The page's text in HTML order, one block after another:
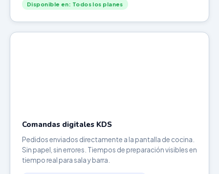
Disponible en: Todos los planes
Comandas digitales KDS
Pedidos enviados directamente a la pantalla de cocina.
Sin papel, sin errores. Tiempos de preparación visibles en
tiempo real para sala y barra.